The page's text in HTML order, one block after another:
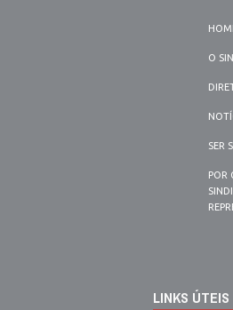
O
SER
POR
LINKS ÚTEIS